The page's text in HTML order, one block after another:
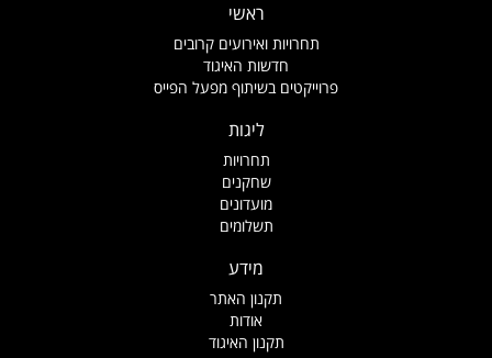
ראשי
תחרויות ואירועים קרובים
חדשות האיגוד
פרוייקטים בשיתוף מפעל הפייס
ליגות
תחרויות
שחקנים
מועדונים
תשלומים
מידע
תקנון האתר
אודות
תקנון האיגוד